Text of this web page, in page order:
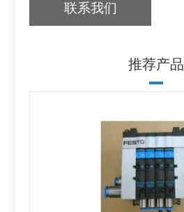
联系我们
推荐产品